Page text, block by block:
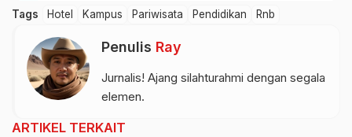
Tags Hotel Kampus Pariwisata Pendidikan Rnb
Penulis Ray
Jurnalis! Ajang silahturahmi dengan segala
elemen.
ARTIKEL TERKAIT